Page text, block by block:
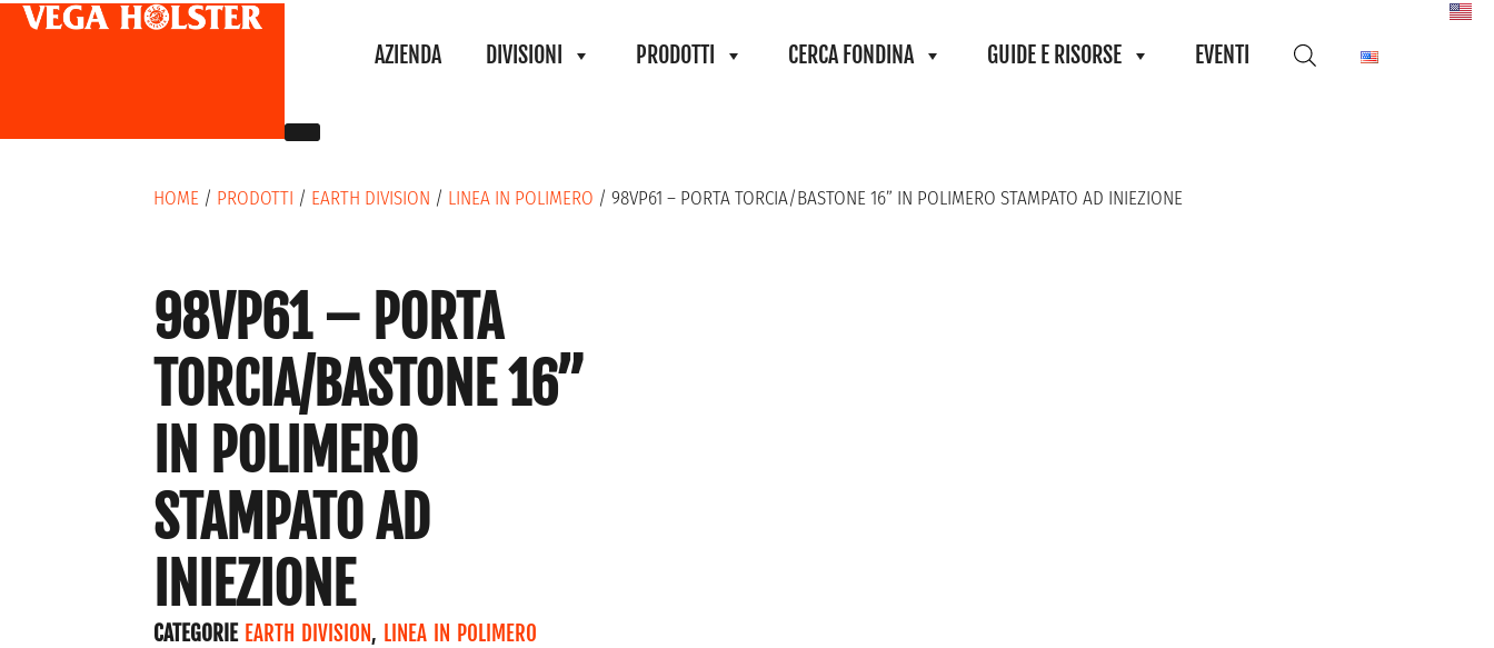
AZIENDA DIVISIONI PRODOTTI CERCA FONDINA GUIDE E RISORSE EVENTI
HOME / PRODOTTI / EARTH DIVISION / LINEA IN POLIMERO / 98VP61 – PORTA TORCIA/BASTONE 16” IN POLIMERO STAMPATO AD INIEZIONE
98VP61 – PORTA
TORCIA/BASTONE 16”
IN POLIMERO
STAMPATO AD
INIEZIONE
CATEGORIE EARTH DIVISION, LINEA IN POLIMERO